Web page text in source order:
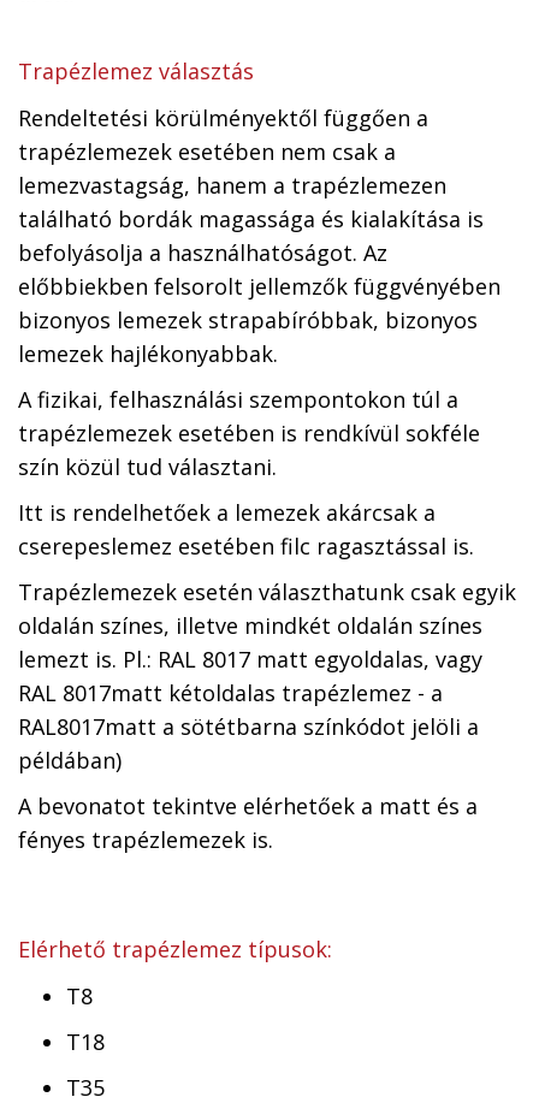
Trapézlemez választás
Rendeltetési körülményektől függően a
trapézlemezek esetében nem csak a
lemezvastagság, hanem a trapézlemezen
található bordák magassága és kialakítása is
befolyásolja a használhatóságot. Az
előbbiekben felsorolt jellemzők függvényében
bizonyos lemezek strapabíróbbak, bizonyos
lemezek hajlékonyabbak.
A fizikai, felhasználási szempontokon túl a
trapézlemezek esetében is rendkívül sokféle
szín közül tud választani.
Itt is rendelhetőek a lemezek akárcsak a
cserepeslemez esetében filc ragasztással is.
Trapézlemezek esetén választhatunk csak egyik
oldalán színes, illetve mindkét oldalán színes
lemezt is. Pl.: RAL 8017 matt egyoldalas, vagy
RAL 8017matt kétoldalas trapézlemez - a
RAL8017matt a sötétbarna színkódot jelöli a
példában)
A bevonatot tekintve elérhetőek a matt és a
fényes trapézlemezek is.
Elérhető trapézlemez típusok:
T8
T18
T35